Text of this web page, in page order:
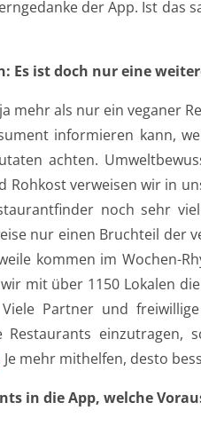
der App. Ist das
Es ist doch nur eine
mehr als nur ein veganer
informieren kann,
achten.
Rohkost verweisen wir in
noch sehr
nur einen Bruchteil der
kommen im Wochen-
mit über 1150 Lokalen
Viele Partner und
Restaurants
Je mehr mithelfen, desto
in die App, welche